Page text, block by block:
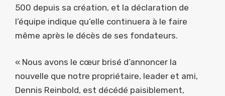
500 depuis sa création, et la déclaration de
l’équipe indique qu’elle continuera à le faire
même après le décès de ses fondateurs.
« Nous avons le cœur brisé d’annoncer la
nouvelle que notre propriétaire, leader et ami,
Dennis Reinbold, est décédé paisiblement,